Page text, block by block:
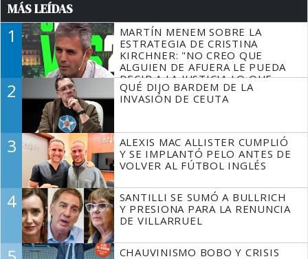
MÁS LEÍDAS
1
MARTÍN MENEM SOBRE LA
ESTRATEGIA DE CRISTINA
KIRCHNER: "NO CREO QUE
ALGUIEN DE AFUERA LE PUEDA
DECIR A LA JUSTICIA LO QUE
TIENE QUE HACER"
2
QUÉ DIJO BARDEM DE LA
INVASIÓN DE CEUTA
3
ALEXIS MAC ALLISTER CUMPLIÓ
Y SE IMPLANTÓ PELO ANTES DE
VOLVER AL FÚTBOL INGLÉS
4
SANTILLI SE SUMÓ A BULLRICH
Y PRESIONA PARA LA RENUNCIA
DE VILLARRUEL
CHAUVINISMO BOBO Y CRISIS